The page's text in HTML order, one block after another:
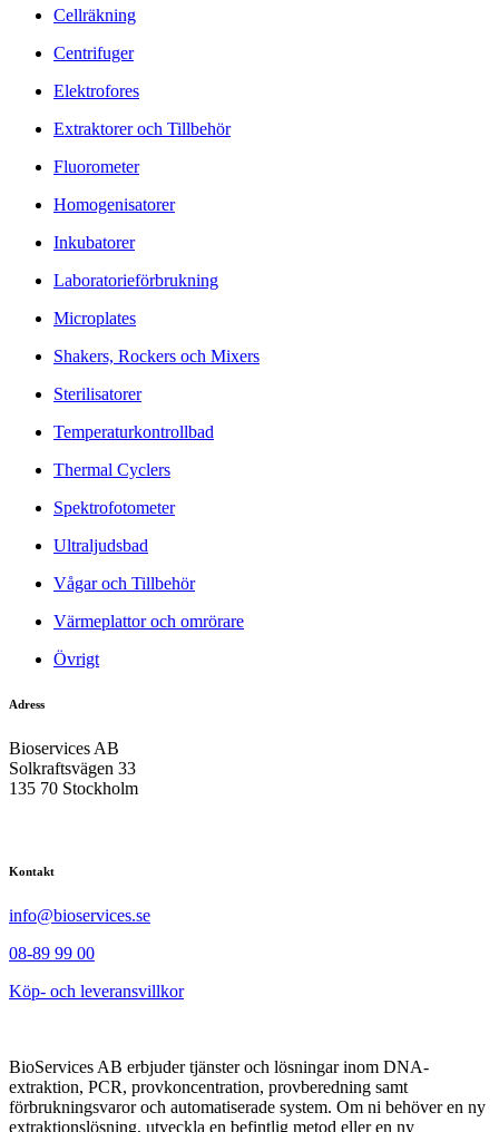
Cellräkning
Centrifuger
Elektrofores
Extraktorer och Tillbehör
Fluorometer
Homogenisatorer
Inkubatorer
Laboratorieförbrukning
Microplates
Shakers, Rockers och Mixers
Sterilisatorer
Temperaturkontrollbad
Thermal Cyclers
Spektrofotometer
Ultraljudsbad
Vågar och Tillbehör
Värmeplattor och omrörare
Övrigt
Adress
Bioservices AB
Solkraftsvägen 33
135 70 Stockholm
Kontakt
info@bioservices.se
08-89 99 00
Köp- och leveransvillkor
BioServices AB erbjuder tjänster och lösningar inom DNA-
extraktion, PCR, provkoncentration, provberedning samt
förbrukningsvaror och automatiserade system. Om ni behöver en ny
extraktionslösning, utveckla en befintlig metod eller en ny